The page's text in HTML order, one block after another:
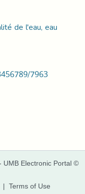
de l'eau, eau
7963
UMB Electronic Portal ©
| Terms of Use